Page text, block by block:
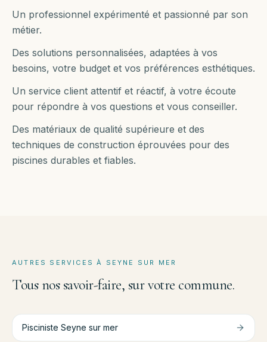
Un professionnel expérimenté et passionné par son
métier.
Des solutions personnalisées, adaptées à vos
besoins, votre budget et vos préférences esthétiques.
Un service client attentif et réactif, à votre écoute
pour répondre à vos questions et vous conseiller.
Des matériaux de qualité supérieure et des
techniques de construction éprouvées pour des
piscines durables et fiables.
AUTRES SERVICES À SEYNE SUR MER
Tous nos savoir-faire, sur votre commune.
Pisciniste Seyne sur mer